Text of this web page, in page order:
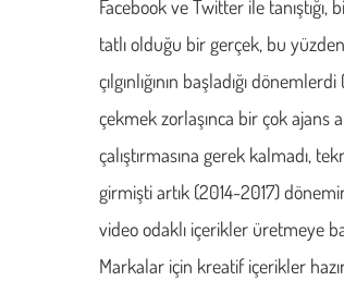
Facebook ve Twitter ile
tatlı olduğu bir gerçek, bu
çılgınlığının başladığı
çekmek zorlaşınca bir çok ajans
çalıştırmasına gerek kalmadı,
girmişti artık (2014-2017)
video odaklı içerikler üretmeye
Markalar için kreatif içerikler